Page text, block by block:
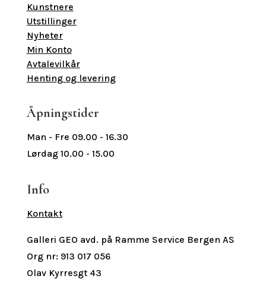
Kunstnere
Utstillinger
Nyheter
Min Konto
Avtalevilkår
Henting og levering
Åpningstider
Man - Fre 09.00 - 16.30
Lørdag 10.00 - 15.00
Info
Kontakt
Galleri GEO avd. på Ramme Service Bergen AS
Org nr: 913 017 056
Olav Kyrresgt 43